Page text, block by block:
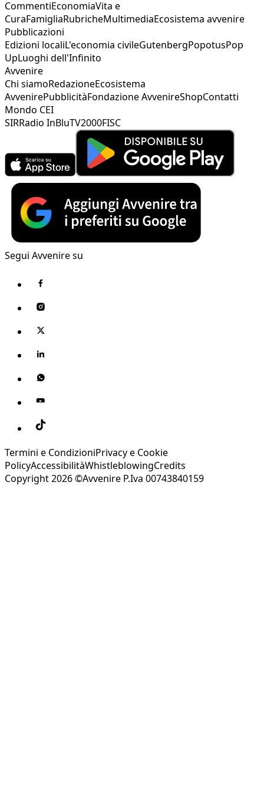
CommentiEconomiaVita e
CuraFamigliaRubricheMultimediaEcosistema avvenire
Pubblicazioni
Edizioni localiL'economia civileGutenbergPopotusPop
UpLuoghi dell'Infinito
Avvenire
Chi siamoRedazioneEcosistema
AvvenirePubblicitàFondazione AvvenireShopContatti
Mondo CEI
SIRRadio InBluTV2000FISC
Segui Avvenire su
Termini e CondizioniPrivacy e Cookie
PolicyAccessibilitàWhistleblowingCredits
Copyright 2026 ©Avvenire P.Iva 00743840159